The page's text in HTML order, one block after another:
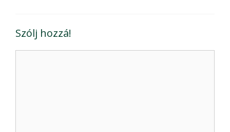
Szólj hozzá!